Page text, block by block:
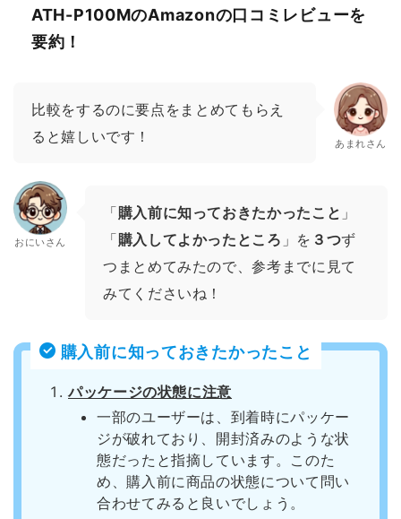
ATH-P100MのAmazonの口コミレビューを
要約！
比較をするのに要点をまとめてもらえ
ると嬉しいです！
あまれさん
おにいさん
「購入前に知っておきたかったこと 」
「購入してよかったところ 」を ３つず
つまとめてみたので、参考までに見て
みてくださいね！
購入前に知っておきたかったこと
パッケージの状態に注意
一部のユーザーは、到着時にパッケー
ジが破れており、開封済みのような状
態だったと指摘しています。このた
め、購入前に商品の状態について問い
合わせてみると良いでしょう。